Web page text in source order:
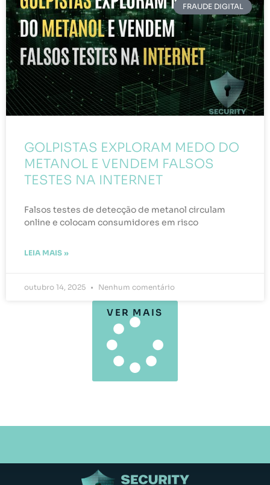
FRAUDE DIGITAL
GOLPISTAS EXPLORAM MEDO DO
METANOL E VENDEM FALSOS
TESTES NA INTERNET
Falsos testes de detecção de metanol circulam
online e colocam consumidores em risco
LEIA MAIS »
outubro 14, 2025 Nenhum comentário
VER MAIS